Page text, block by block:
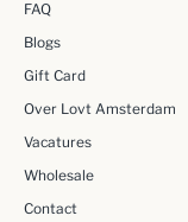
FAQ
Blogs
Gift Card
Over Lovt Amsterdam
Vacatures
Wholesale
Contact